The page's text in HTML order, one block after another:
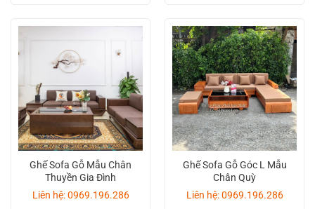
Ghế Sofa Gỗ Mẫu Chân
Thuyền Gia Đình
Liên hệ: 0969.196.286
Ghế Sofa Gỗ Góc L Mẫu
Chân Quỳ
Liên hệ: 0969.196.286